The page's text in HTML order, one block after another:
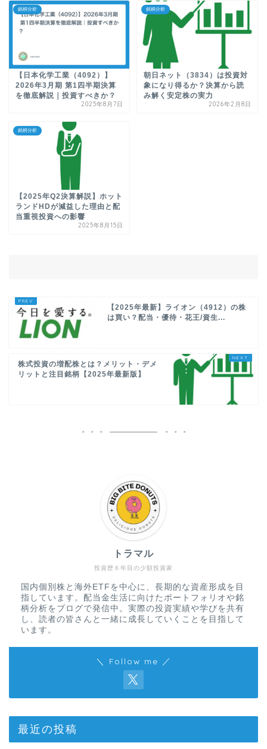
銘柄分析
【日本化学工業（4092）】
2026年3月期 第1四半期決算
を徹底解説｜投資すべきか？
2025年8月7日
銘柄分析
朝日ネット（3834）は投資対
象になり得るか？決算から読
み解く安定株の実力
2026年2月8日
銘柄分析
【2025年Q2決算解説】ホット
ランドHDが減益した理由と配
当重視投資への影響
2025年8月15日
【2025年最新】ライオン（4912）の株
は買い？配当・優待・花王/資生...
株式投資の増配株とは？メリット・デメ
リットと注目銘柄【2025年最新版】
投資歴６年目の少額投資家
トラマル
国内個別株と海外ETFを中心に、長期的な資産形成を目
指しています。配当金生活に向けたポートフォリオや銘
柄分析をブログで発信中。実際の投資実績や学びを共有
し、読者の皆さんと一緒に成長していくことを目指して
います。
＼ Follow me ／
最近の投稿